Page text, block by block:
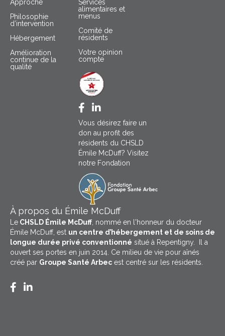
Approche
Philosophie
d’intervention
Hébergement
Amélioration
continue de la
qualité
Services
alimentaires et
menus
Comité de
résidents
Votre opinion
compte
Facebook CHSLD Émile McDuff
LinkedIn Groupe Santé Arbec
Vous désirez faire un
don au profit des
résidents du CHSLD
Émile McDuff? Visitez
notre Fondation
À propos du Émile McDuff
Le CHSLD Émile McDuff , nommé en l'honneur du docteur
Émile McDuff, est un centre d’hébergement et de soins de
longue durée privé conventionné situé à Repentigny. Il a
ouvert ses portes en juin 2014. Ce milieu de vie pour aînés
créé par Groupe Santé Arbec est centré sur les résidents.
Facebook CHSLD Émile McDuff
LinkedIn Groupe Santé Arbec